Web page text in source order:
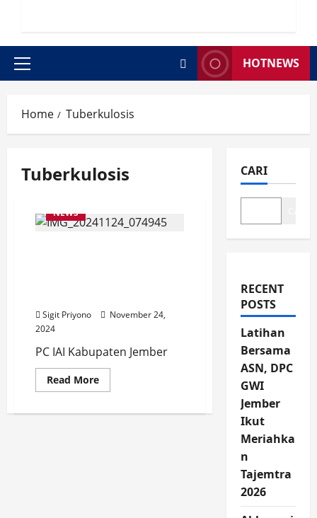
Primary
HOTNEWS
Home Tuberkulosis
Tuberkulosis
NEWS
Sigit Priyono
November 24,
2024
PC IAI Kabupaten Jember
Read MoreRead
more
Bertamu
CARI
RECENT
POSTS
Latihan
Bersama
ASN, DPC
GWI
Jember
Ikut
Meriahka
n
Tajemtra
2026